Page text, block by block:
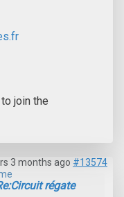
to join the
3 months ago #13574
régate